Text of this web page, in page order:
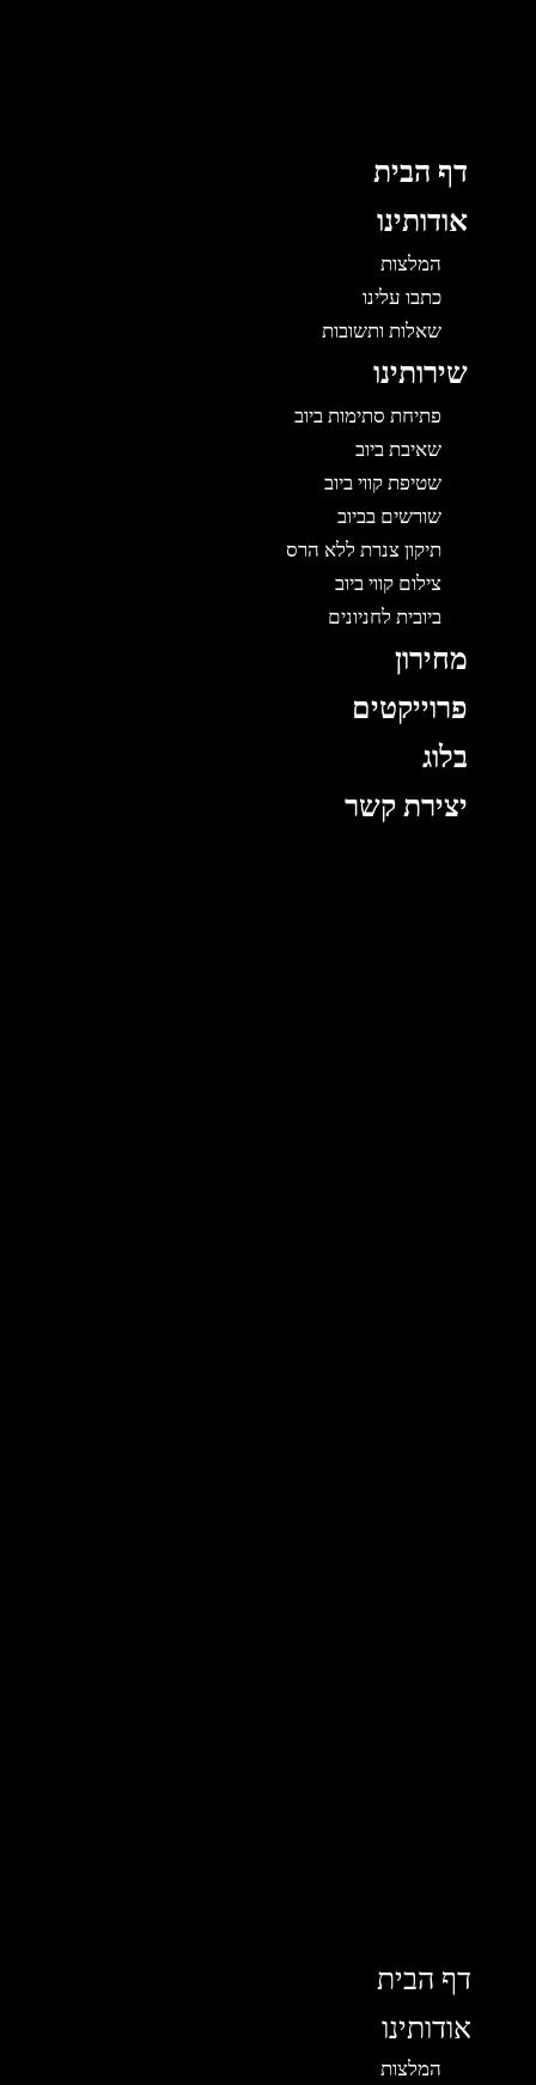
דף הבית
אודותינו
המלצות
כתבו עלינו
שאלות ותשובות
שירותינו
פתיחת סתימות ביוב
שאיבת ביוב
שטיפת קווי ביוב
שורשים בביוב
תיקון צנרת ללא הרס
צילום קווי ביוב
ביובית לחניונים
מחירון
פרוייקטים
בלוג
יצירת קשר
דף הבית
אודותינו
המלצות